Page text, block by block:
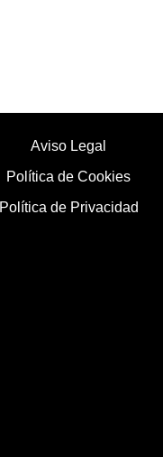
Aviso Legal
Política de Cookies
Política de Privacidad